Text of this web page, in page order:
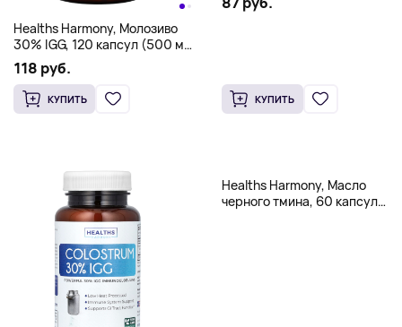
Healths Harmony, Молозиво
30% IGG, 120 капсул (500 мг
на капсулу)
118 руб.
КУПИТЬ КУПИТЬ
Healths Harmony, Масло
черного тмина, 60 капсул